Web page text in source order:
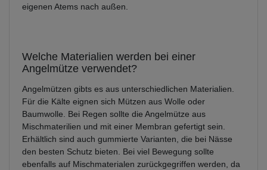
eigenen Atems nach außen.
Welche Materialien werden bei einer
Angelmütze verwendet?
Angelmützen gibts es aus unterschiedlichen Materialien.
Für die Kälte eignen sich Mützen aus Wolle oder
Baumwolle. Bei Regen sollte die Angelmütze aus
Mischmaterilien und mit einer Membran gefertigt sein.
Erhältlich sind auch gummierte Varianten, die bei Nässe
den besten Schutz bieten. Bei viel Bewegung sollte
ebenfalls auf Mischmaterialen zurückgegriffen werden, da